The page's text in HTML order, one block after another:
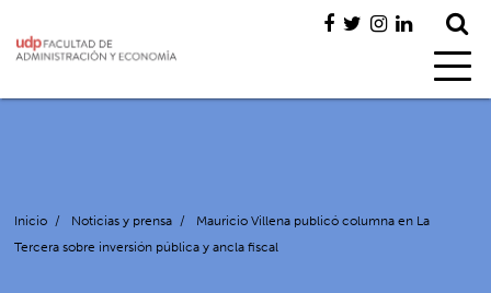
Inicio / Noticias y prensa /
Mauricio Villena publicó columna en La
Tercera sobre inversión pública y ancla fiscal